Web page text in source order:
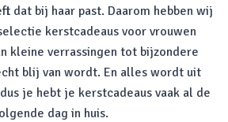
dat bij haar past. Daarom hebben wij
kerstcadeaus voor vrouwen
kleine verrassingen tot bijzondere
blij van wordt. En alles wordt uit
je hebt je kerstcadeaus vaak al de
dag in huis.